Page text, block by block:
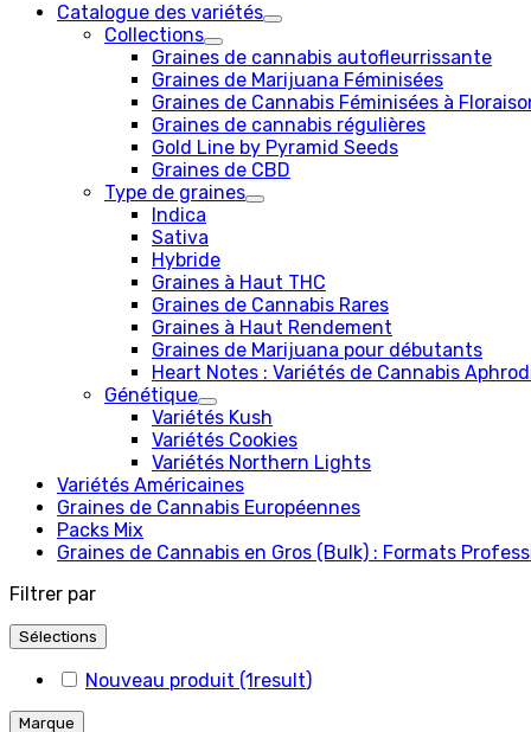
Catalogue des variétés
Collections
Graines de cannabis autofleurrissante
Graines de Marijuana Féminisées
Graines de Cannabis Féminisées à
Graines de cannabis régulières
Gold Line by Pyramid Seeds
Graines de CBD
Type de graines
Indica
Sativa
Hybride
Graines à Haut THC
Graines de Cannabis Rares
Graines à Haut Rendement
Graines de Marijuana pour débutants
Heart Notes : Variétés de Cannabis
Génétique
Variétés Kush
Variétés Cookies
Variétés Northern Lights
Variétés Américaines
Graines de Cannabis Européennes
Packs Mix
Graines de Cannabis en Gros (Bulk) : Formats
Filtrer par
Sélections
Nouveau produit (1result)
Marque